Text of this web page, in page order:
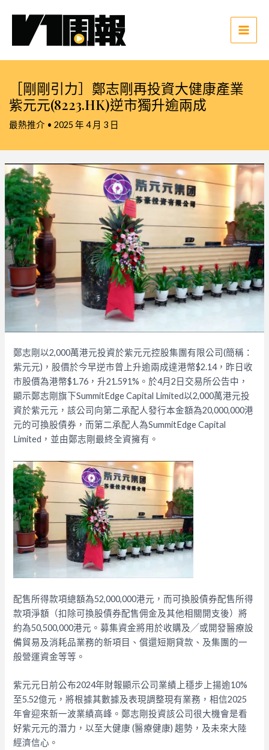
Main
［剛剛引力］鄭志剛再投資大健康產業
紫元元(8223.HK)逆市獨升逾兩成
最熱推介 • 2025 年 4 月 3 日
鄭志剛以2,000萬港元投資於紫元元控股集團有限公司(簡稱：
紫元元)，股價於今早逆市曾上升逾兩成達港幣$2.14，昨日收
市股價為港幣$1.76，升21.591%。於4月2日交易所公告中，
顯示鄭志剛旗下SummitEdge Capital Limited以2,000萬港元投
資於紫元元，該公司向第二承配人發行本金額為20,000,000港
元的可換股債券，而第二承配人為SummitEdge Capital
Limited，並由鄭志剛最終全資擁有。
配售所得款項總額為52,000,000港元，而可換股債券配售所得
款項淨額（扣除可換股債券配售佣金及其他相關開支後）將
約為50,500,000港元。募集資金將用於收購及╱或開發醫療設
備貿易及消耗品業務的新項目、償還短期貸款、及集團的一
般營運資金等等。
紫元元日前公布2024年財報顯示公司業績上穩步上揚逾10%
至5.52億元，將根據其數據及表現調整現有業務，相信2025
年會迎來新一波業績高峰。鄭志剛投資該公司很大機會是看
好紫元元的潛力，以至大健康 (醫療健康) 趨勢，及未來大陸
經濟信心。